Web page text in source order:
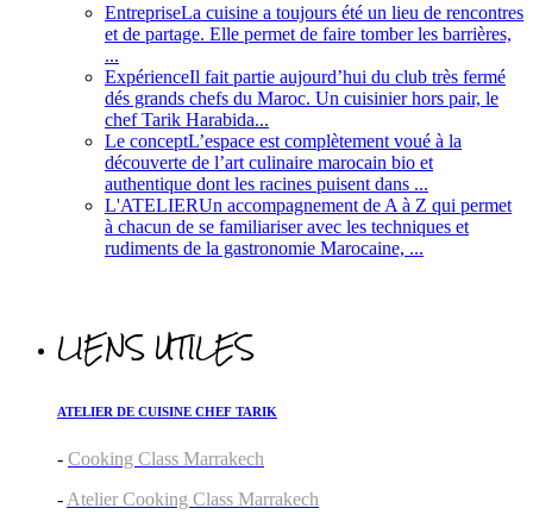
EntrepriseLa cuisine a toujours été un lieu de rencontres
et de partage. Elle permet de faire tomber les barrières,
...
ExpérienceIl fait partie aujourd’hui du club très fermé
dés grands chefs du Maroc. Un cuisinier hors pair, le
chef Tarik Harabida...
Le conceptL’espace est complètement voué à la
découverte de l’art culinaire marocain bio et
authentique dont les racines puisent dans ...
L'ATELIERUn accompagnement de A à Z qui permet
à chacun de se familiariser avec les techniques et
rudiments de la gastronomie Marocaine, ...
LIENS UTILES
ATELIER DE CUISINE CHEF TARIK
- Cooking Class Marrakech
- Atelier Cooking Class Marrakech